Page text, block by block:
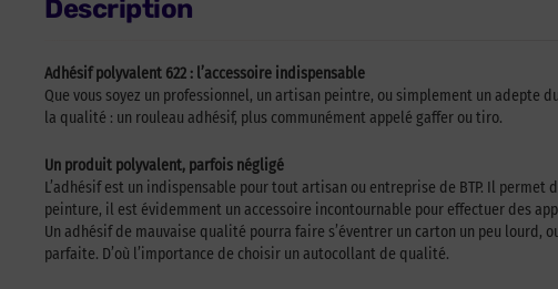
Description
Adhésif polyvalent 622 : l’accessoire indispensable
Que vous soyez un professionnel, un artisan peintre, ou simplement un
la qualité : un rouleau adhésif, plus communément appelé gaffer ou tiro.
Un produit polyvalent, parfois négligé
L’adhésif est un indispensable pour tout artisan ou entreprise de BTP. Il
peinture, il est évidemment un accessoire incontournable pour effectuer des
Un adhésif de mauvaise qualité pourra faire s’éventrer un carton un peu lourd,
parfaite. D’où l’importance de choisir un autocollant de qualité.